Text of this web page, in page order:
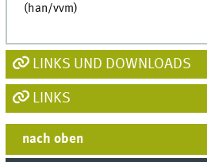
(han/vvm)
LINKS UND DOWNLOADS
LINKS
nach oben